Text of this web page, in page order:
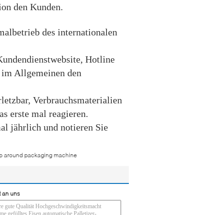
den Kunden.
des internationalen
Hotline
Allgemeinen den
Verbrauchsmaterialien
erste mal reagieren.
jährlich und notieren Sie
around packaging machine
an uns